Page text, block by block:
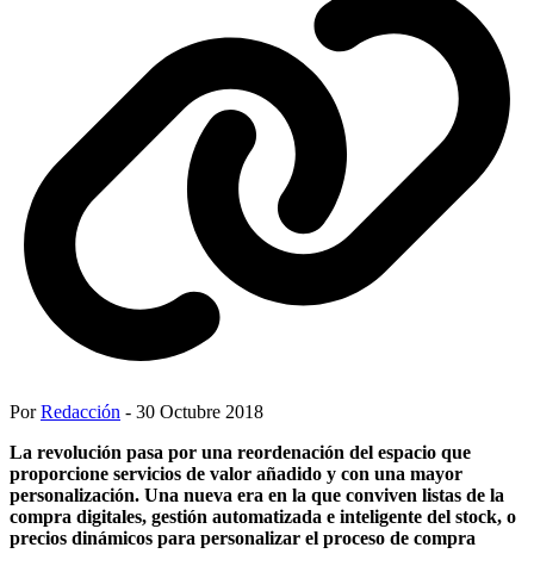
PorRedacción - 30 Octubre 2018
La revolución pasa por una reordenación del espacio que
proporcione servicios de valor añadido y con una mayor
personalización. Una nueva era en la que conviven listas de la
compra digitales, gestión automatizada e inteligente del stock, o
precios dinámicos para personalizar el proceso de compra